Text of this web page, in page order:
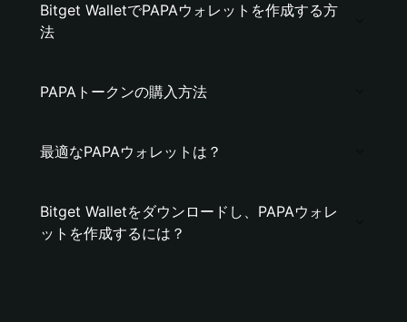
Bitget WalletでPAPAウォレットを作成する方
法
PAPAトークンの購入方法
最適なPAPAウォレットは？
Bitget Walletをダウンロードし、PAPAウォレ
ットを作成するには？